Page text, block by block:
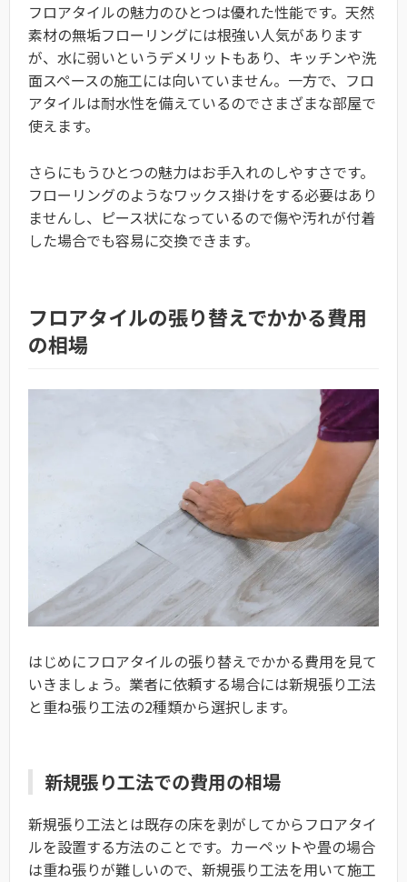
フロアタイルの魅力のひとつは優れた性能です。天然
素材の無垢フローリングには根強い人気があります
が、水に弱いというデメリットもあり、キッチンや洗
面スペースの施工には向いていません。一方で、フロ
アタイルは耐水性を備えているのでさまざまな部屋で
使えます。
さらにもうひとつの魅力はお手入れのしやすさです。
フローリングのようなワックス掛けをする必要はあり
ませんし、ピース状になっているので傷や汚れが付着
した場合でも容易に交換できます。
フロアタイルの張り替えでかかる費用
の相場
はじめにフロアタイルの張り替えでかかる費用を見て
いきましょう。業者に依頼する場合には新規張り工法
と重ね張り工法の2種類から選択します。
新規張り工法での費用の相場
新規張り工法とは既存の床を剥がしてからフロアタイ
ルを設置する方法のことです。カーペットや畳の場合
は重ね張りが難しいので、新規張り工法を用いて施工